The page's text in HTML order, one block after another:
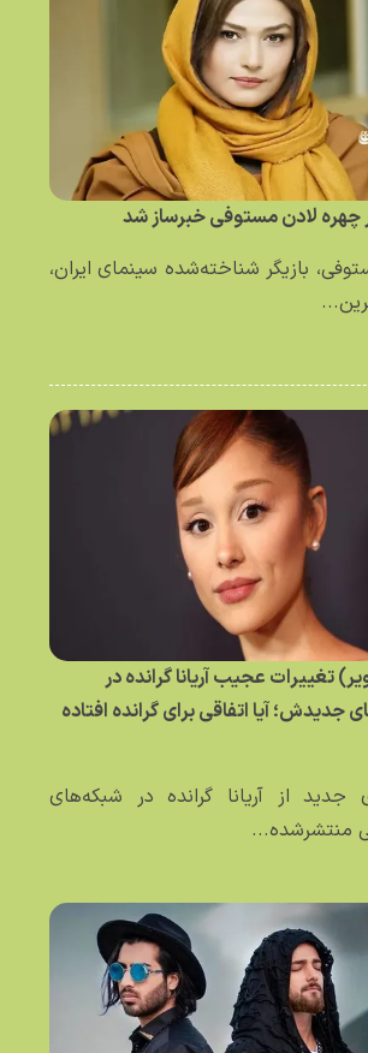
چهره لادن مستوفی خبرساز شد
بازیگر شناخته‌شده سینمای ایران،
تغییرات عجیب آریانا گرانده در
آیا اتفاقی برای گرانده افتاده
جدید از آریانا گرانده در شبکه‌های
منتشرشده...